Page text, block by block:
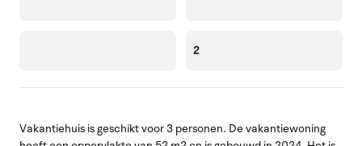
2
Vakantiehuis is geschikt voor 3 personen. De vakantiewoning